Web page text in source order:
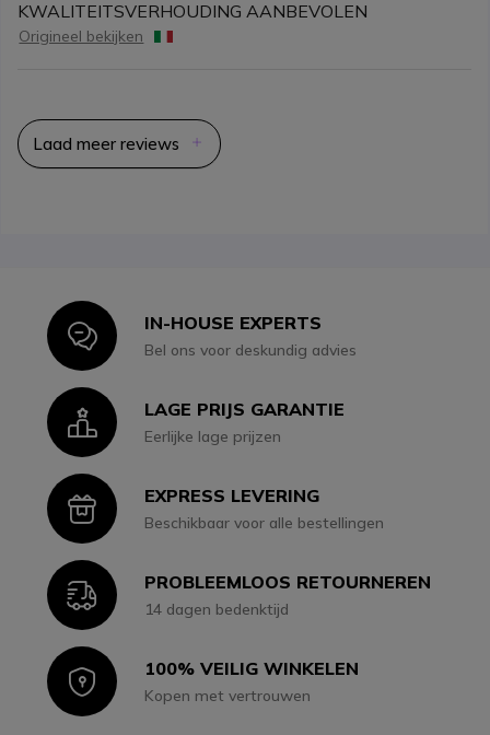
KWALITEITSVERHOUDING AANBEVOLEN
Origineel bekijken
Laad meer reviews
IconIN-HOUSE EXPERTS
Bel ons voor deskundig advies
IconLAGE PRIJS GARANTIE
Eerlijke lage prijzen
IconEXPRESS LEVERING
Beschikbaar voor alle bestellingen
IconPROBLEEMLOOS RETOURNEREN
14 dagen bedenktijd
Icon100% VEILIG WINKELEN
Kopen met vertrouwen